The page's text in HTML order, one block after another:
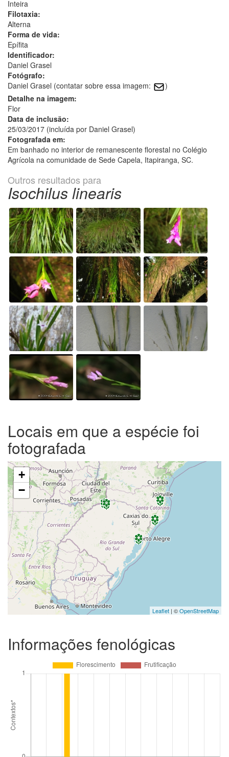
Inteira
Filotaxia:
Alterna
Forma de vida:
Epífita
Identificador:
Daniel Grasel
Fotógrafo:
Daniel Grasel (contatar sobre essa imagem:
)
Detalhe na imagem:
Flor
Data de inclusão:
25/03/2017 (incluída por Daniel Grasel)
Fotografada em:
Em banhado no interior de remanescente florestal no Colégio
Agrícola na comunidade de Sede Capela, Itapiranga, SC.
Outros resultados para
Isochilus linearis
Locais em que a espécie foi
fotografada
+
−
Leaflet | ©OpenStreetMap
Informações fenológicas